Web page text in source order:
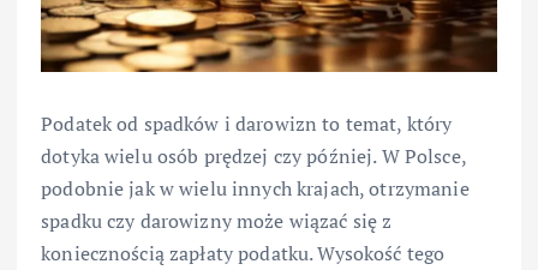
Podatek od spadków i darowizn to temat, który
dotyka wielu osób prędzej czy później. W Polsce,
podobnie jak w wielu innych krajach, otrzymanie
spadku czy darowizny może wiązać się z
koniecznością zapłaty podatku. Wysokość tego